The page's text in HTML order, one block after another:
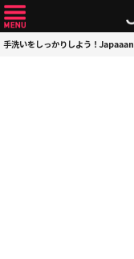
手洗いをしっかりしよう！Japaaan